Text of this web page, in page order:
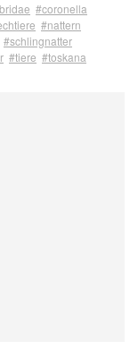
#coronella
#nattern
#schlingnatter
#tiere #toskana